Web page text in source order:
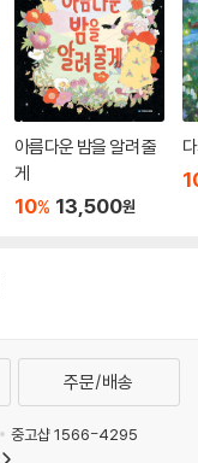
아름다운 밤을 알려 줄
게
10% 13,500원
주문/배송
중고샵 1566-4295